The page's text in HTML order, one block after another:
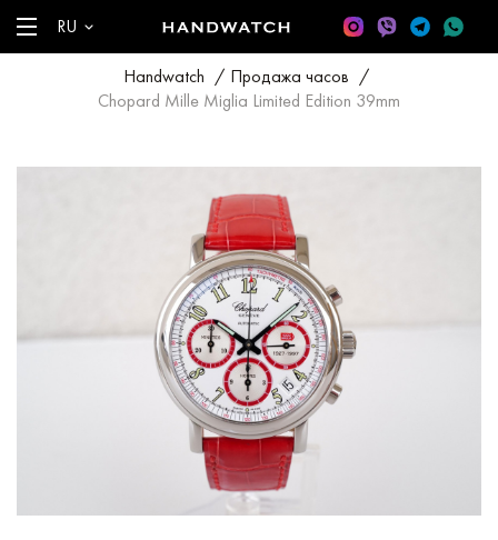
RU
Handwatch / Продажа часов /
Chopard Mille Miglia Limited Edition 39mm